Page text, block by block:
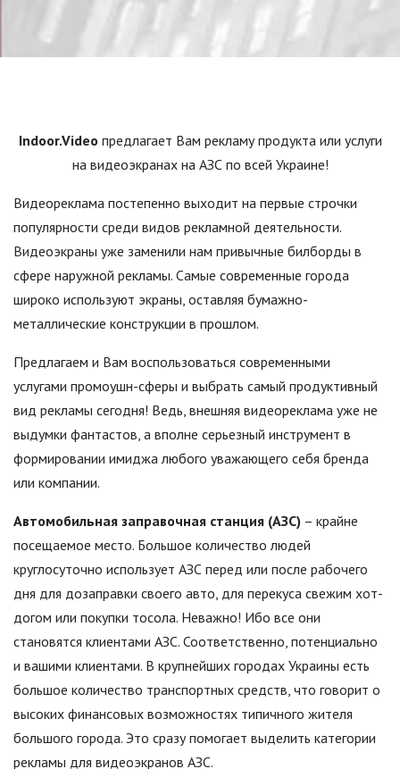
Indoor.Video предлагает Вам рекламу продукта или услуги
на видеоэкранах на АЗС по всей Украине!
Видеореклама постепенно выходит на первые строчки
популярности среди видов рекламной деятельности.
Видеоэкраны уже заменили нам привычные билборды в
сфере наружной рекламы. Самые современные города
широко используют экраны, оставляя бумажно-
металлические конструкции в прошлом.
Предлагаем и Вам воспользоваться современными
услугами промоушн-сферы и выбрать самый продуктивный
вид рекламы сегодня! Ведь, внешняя видеореклама уже не
выдумки фантастов, а вполне серьезный инструмент в
формировании имиджа любого уважающего себя бренда
или компании.
Автомобильная заправочная станция (АЗС) – крайне
посещаемое место. Большое количество людей
круглосуточно использует АЗС перед или после рабочего
дня для дозаправки своего авто, для перекуса свежим хот-
догом или покупки тосола. Неважно! Ибо все они
становятся клиентами АЗС. Соответственно, потенциально
и вашими клиентами. В крупнейших городах Украины есть
большое количество транспортных средств, что говорит о
высоких финансовых возможностях типичного жителя
большого города. Это сразу помогает выделить категории
рекламы для видеоэкранов АЗС.